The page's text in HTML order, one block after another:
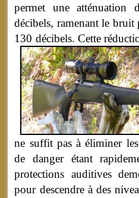
permet une
décibels, ramenant le
130 décibels. Cette
ne suffit pas à éliminer
de danger étant
protections auditives
pour descendre à des